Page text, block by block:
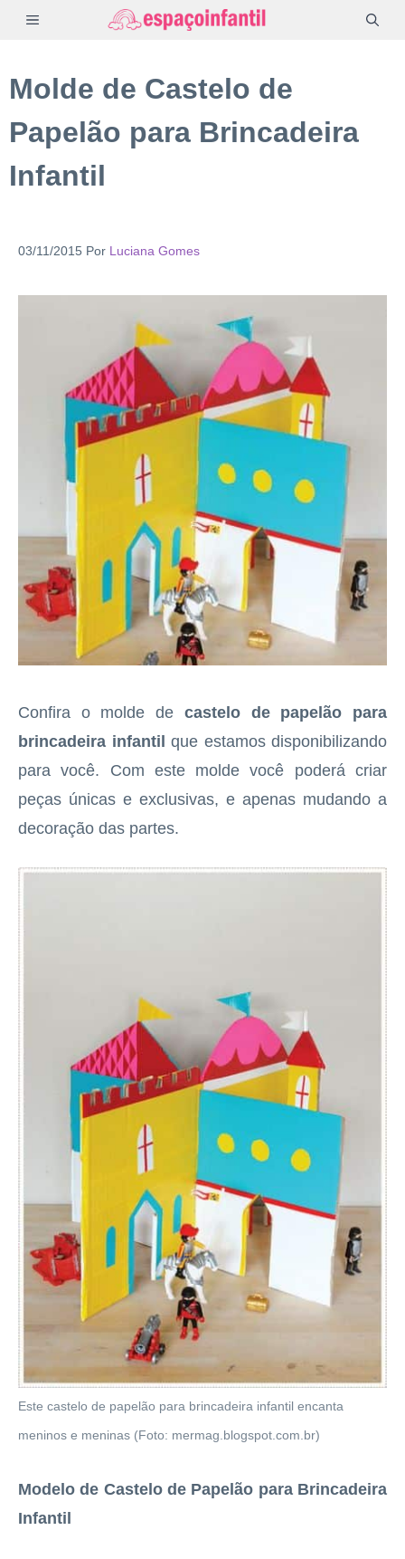
Pular
conteúdo
MENU
Molde de Castelo de
Papelão para Brincadeira
Infantil
03/11/2015 Por Luciana Gomes
Confira o molde de castelo de papelão para
brincadeira infantil que estamos disponibilizando
para você. Com este molde você poderá criar
peças únicas e exclusivas, e apenas mudando a
decoração das partes.
Este castelo de papelão para brincadeira infantil encanta
meninos e meninas (Foto: mermag.blogspot.com.br)
Modelo de Castelo de Papelão para Brincadeira
Infantil